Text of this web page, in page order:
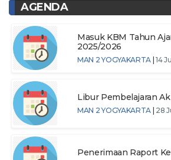
AGENDA
Masuk KBM Tahun
2025/2026
MAN 2 YOGYAKARTA |14
Libur Pembelajaran
MAN 2 YOGYAKARTA | 28
Penerimaan Raport